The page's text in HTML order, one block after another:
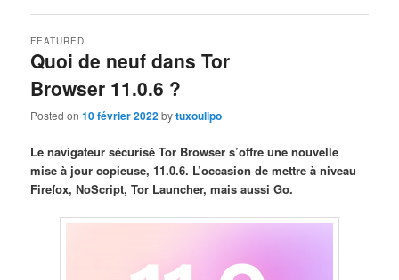
Quoi de neuf dans Tor
Browser 11.0.6 ?
FEATURED
Posted on10 février 2022bytuxoulipo
Le navigateur sécurisé Tor Browser s’offre une nouvelle
mise à jour copieuse, 11.0.6. L’occasion de mettre à niveau
Firefox, NoScript, Tor Launcher, mais aussi Go.